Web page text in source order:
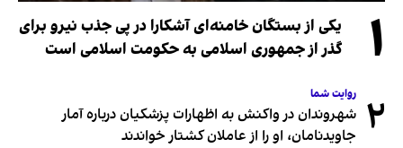
۱
یکی از بستگان خامنه‌ای آشکارا در پی جذب نیرو برای
گذر از جمهوری اسلامی به حکومت اسلامی است
۲ روایت شما
شهروندان در واکنش به اظهارات پزشکیان درباره آمار
جاویدنامان، او را از عاملان کشتار خواندند